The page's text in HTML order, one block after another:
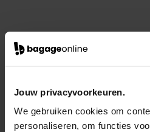
Jouw privacyvoorkeuren.
We gebruiken cookies om
personaliseren, om functies